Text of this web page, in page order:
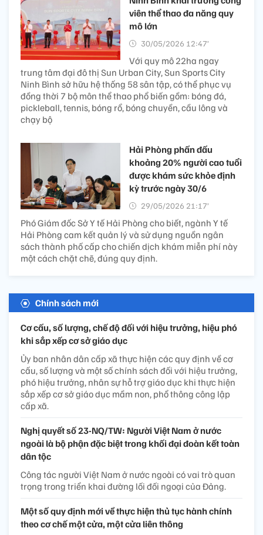
viên thể thao đa năng quy
mô lớn
30/05/2026 12:47’
Với quy mô 22ha ngay
trung tâm đại đô thị Sun Urban City, Sun Sports City
Ninh Bình sở hữu hệ thống 58 sân tập, có thể phục vụ
đồng thời 7 bộ môn thể thao phổ biến gồm: bóng đá,
pickleball, tennis, bóng rổ, bóng chuyền, cầu lông và
chạy bộ
Hải Phòng phấn đấu
khoảng 20% người cao tuổi
được khám sức khỏe định
kỳ trước ngày 30/6
29/05/2026 21:17’
Phó Giám đốc Sở Y tế Hải Phòng cho biết, ngành Y tế
Hải Phòng cam kết quản lý và sử dụng nguồn ngân
sách thành phố cấp cho chiến dịch khám miễn phí này
một cách chặt chẽ, đúng quy định.
Chính sách mới
Cơ cấu, số lượng, chế độ đối với hiệu trưởng, hiệu phó
khi sắp xếp cơ sở giáo dục
Ủy ban nhân dân cấp xã thực hiện các quy định về cơ
cấu, số lượng và một số chính sách đối với hiệu trưởng,
phó hiệu trưởng, nhân sự hỗ trợ giáo dục khi thực hiện
sắp xếp cơ sở giáo dục mầm non, phổ thông công lập
cấp xã.
Nghị quyết số 23-NQ/TW: Người Việt Nam ở nước
ngoài là bộ phận đặc biệt trong khối đại đoàn kết toàn
dân tộc
Công tác người Việt Nam ở nước ngoài có vai trò quan
trọng trong triển khai đường lối đối ngoại của Đảng.
Một số quy định mới về thực hiện thủ tục hành chính
theo cơ chế một cửa, một cửa liên thông